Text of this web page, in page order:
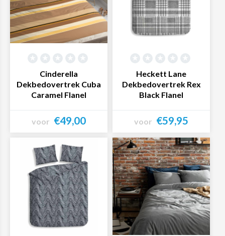
Cinderella
Dekbedovertrek Cuba
Caramel Flanel
voor €49,00
Bekijk product
Heckett Lane
Dekbedovertrek Rex
Black Flanel
voor €59,95
Bekijk product